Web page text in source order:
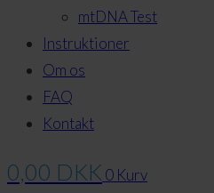
mtDNA Test
Instruktioner
Om os
FAQ
Kontakt
0,00 DKK 0 Kurv